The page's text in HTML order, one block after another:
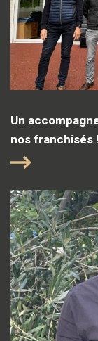
Un
nos franchisés !